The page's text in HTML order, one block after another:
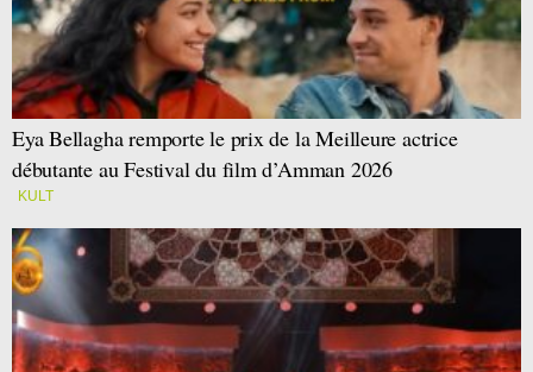
Eya Bellagha remporte le prix de la Meilleure actrice
débutante au Festival du film d’Amman 2026
KULT